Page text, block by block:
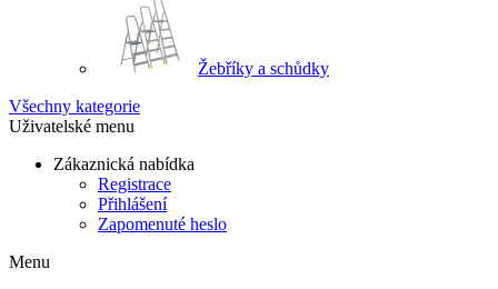
Žebříky a schůdky
Všechny kategorie
Uživatelské menu
Zákaznická nabídka
Registrace
Přihlášení
Zapomenuté heslo
Menu